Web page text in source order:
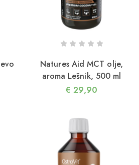
Natures Aid MCT olje,
aroma Lešnik, 500 ml
€ 29,90